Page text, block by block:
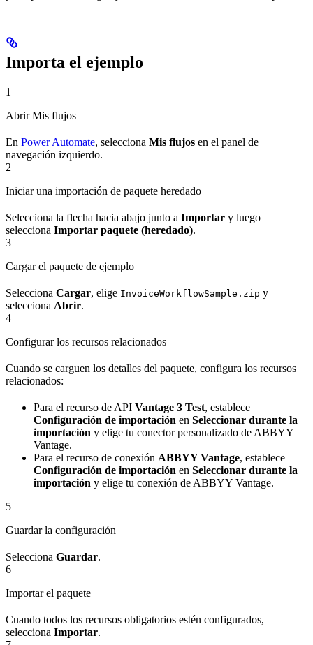
Importa el ejemplo
1
Abrir Mis flujos
En Power Automate, selecciona Mis flujos en el panel de
navegación izquierdo.
2
Iniciar una importación de paquete heredado
Selecciona la flecha hacia abajo junto a Importar y luego
selecciona Importar paquete (heredado).
3
Cargar el paquete de ejemplo
Selecciona Cargar, elige InvoiceWorkflowSample.zip y
selecciona Abrir.
4
Configurar los recursos relacionados
Cuando se carguen los detalles del paquete, configura los recursos
relacionados:
Para el recurso de API Vantage 3 Test, establece
Configuración de importación en Seleccionar durante la
importación y elige tu conector personalizado de ABBYY
Vantage.
Para el recurso de conexión ABBYY Vantage, establece
Configuración de importación en Seleccionar durante la
importación y elige tu conexión de ABBYY Vantage.
5
Guardar la configuración
Selecciona Guardar.
6
Importar el paquete
Cuando todos los recursos obligatorios estén configurados,
selecciona Importar.